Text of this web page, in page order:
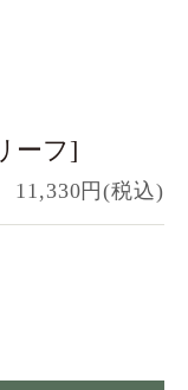
ーフ]
11,330円(税込)